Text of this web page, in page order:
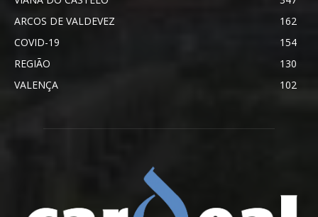
ARCOS DE VALDEVEZ
162
COVID-19
154
REGIÃO
130
VALENÇA
102